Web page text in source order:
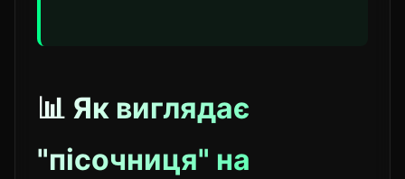
📊 Як виглядає
"пісочниця" на